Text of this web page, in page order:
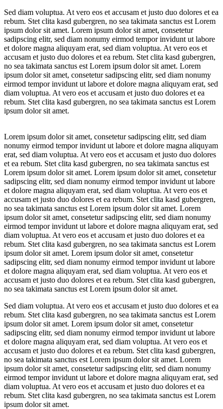
Sed diam voluptua. At vero eos et accusam et justo duo dolores et ea
rebum. Stet clita kasd gubergren, no sea takimata sanctus est Lorem
ipsum dolor sit amet. Lorem ipsum dolor sit amet, consetetur
sadipscing elitr, sed diam nonumy eirmod tempor invidunt ut labore
et dolore magna aliquyam erat, sed diam voluptua. At vero eos et
accusam et justo duo dolores et ea rebum. Stet clita kasd gubergren,
no sea takimata sanctus est Lorem ipsum dolor sit amet. Lorem
ipsum dolor sit amet, consetetur sadipscing elitr, sed diam nonumy
eirmod tempor invidunt ut labore et dolore magna aliquyam erat, sed
diam voluptua. At vero eos et accusam et justo duo dolores et ea
rebum. Stet clita kasd gubergren, no sea takimata sanctus est Lorem
ipsum dolor sit amet.
Lorem ipsum dolor sit amet, consetetur sadipscing elitr, sed diam
nonumy eirmod tempor invidunt ut labore et dolore magna aliquyam
erat, sed diam voluptua. At vero eos et accusam et justo duo dolores
et ea rebum. Stet clita kasd gubergren, no sea takimata sanctus est
Lorem ipsum dolor sit amet. Lorem ipsum dolor sit amet, consetetur
sadipscing elitr, sed diam nonumy eirmod tempor invidunt ut labore
et dolore magna aliquyam erat, sed diam voluptua. At vero eos et
accusam et justo duo dolores et ea rebum. Stet clita kasd gubergren,
no sea takimata sanctus est Lorem ipsum dolor sit amet. Lorem
ipsum dolor sit amet, consetetur sadipscing elitr, sed diam nonumy
eirmod tempor invidunt ut labore et dolore magna aliquyam erat, sed
diam voluptua. At vero eos et accusam et justo duo dolores et ea
rebum. Stet clita kasd gubergren, no sea takimata sanctus est Lorem
ipsum dolor sit amet. Lorem ipsum dolor sit amet, consetetur
sadipscing elitr, sed diam nonumy eirmod tempor invidunt ut labore
et dolore magna aliquyam erat, sed diam voluptua. At vero eos et
accusam et justo duo dolores et ea rebum. Stet clita kasd gubergren,
no sea takimata sanctus est Lorem ipsum dolor sit amet.
Sed diam voluptua. At vero eos et accusam et justo duo dolores et ea
rebum. Stet clita kasd gubergren, no sea takimata sanctus est Lorem
ipsum dolor sit amet. Lorem ipsum dolor sit amet, consetetur
sadipscing elitr, sed diam nonumy eirmod tempor invidunt ut labore
et dolore magna aliquyam erat, sed diam voluptua. At vero eos et
accusam et justo duo dolores et ea rebum. Stet clita kasd gubergren,
no sea takimata sanctus est Lorem ipsum dolor sit amet. Lorem
ipsum dolor sit amet, consetetur sadipscing elitr, sed diam nonumy
eirmod tempor invidunt ut labore et dolore magna aliquyam erat, sed
diam voluptua. At vero eos et accusam et justo duo dolores et ea
rebum. Stet clita kasd gubergren, no sea takimata sanctus est Lorem
ipsum dolor sit amet.